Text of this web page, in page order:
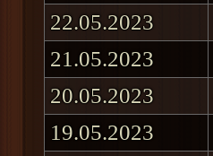
22.05.2023
21.05.2023
20.05.2023
19.05.2023